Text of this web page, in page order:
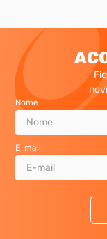
Nome
E-mail